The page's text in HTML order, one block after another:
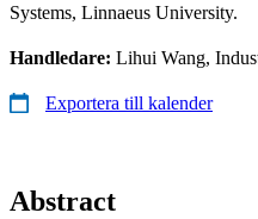
Systems, Linnaeus University.
Handledare: Lihui Wang,
Exportera till kalender
Abstract